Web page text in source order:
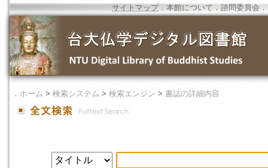
サイトマップ．本館について ． 諮問委員会 ．
． ホーム > 検索システム > 検索エンジン > 書誌の詳細内容